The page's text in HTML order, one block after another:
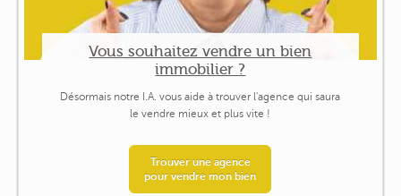
Vous souhaitez vendre un bien
immobilier ?
Désormais notre I.A. vous aide à trouver l'agence qui saura
le vendre mieux et plus vite !
Trouver une agence
pour vendre mon bien